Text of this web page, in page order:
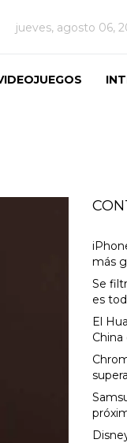
jueves, agosto 06,
más
Se
es
El